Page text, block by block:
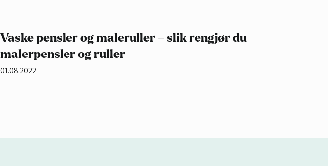
Vaske pensler og maleruller – slik rengjør du
malerpensler og ruller
01.08.2022